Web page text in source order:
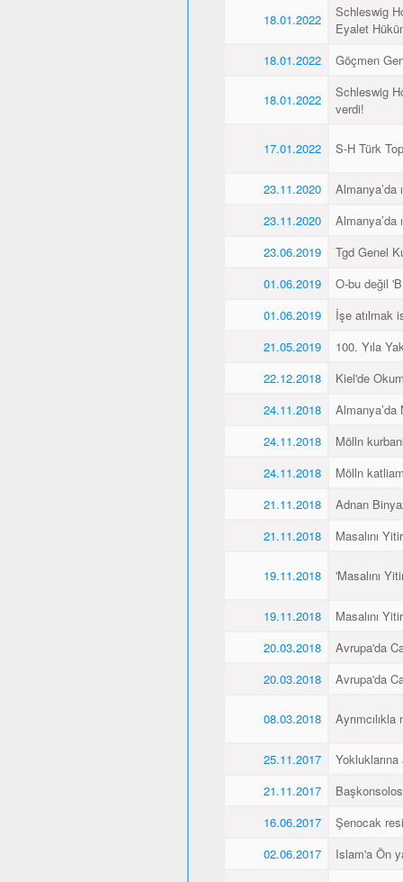
18.01.2022
Schleswig
Eyalet
18.01.2022
Göçmen
18.01.2022
Schleswig
verdi!
17.01.2022 S-H Türk
23.11.2020
Almanya’da
23.11.2020
Almanya’da
23.06.2019
Tgd Genel
01.06.2019
O-bu değil
01.06.2019
İşe atılmak
21.05.2019
100. Yıla
22.12.2018
Kiel'de
24.11.2018
Almanya’da
24.11.2018
Mölln
24.11.2018
Mölln
21.11.2018
Adnan
21.11.2018
Masalını
19.11.2018 'Masalını
19.11.2018
Masalını
20.03.2018
Avrupa'da
20.03.2018
Avrupa'da
08.03.2018
25.11.2017
Yokluklarına
21.11.2017
16.06.2017
Şenocak
02.06.2017
Islam'a Ön